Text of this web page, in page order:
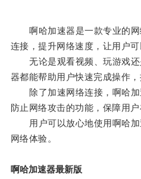
啊哈加速器是一款专业的网
连接，提升网络速度，让用户可
无论是观看视频、玩游戏还
器都能帮助用户快速完成操作，
除了加速网络连接，啊哈加
防止网络攻击的功能，保障用户
用户可以放心地使用啊哈加
网络体验。
啊哈加速器最新版